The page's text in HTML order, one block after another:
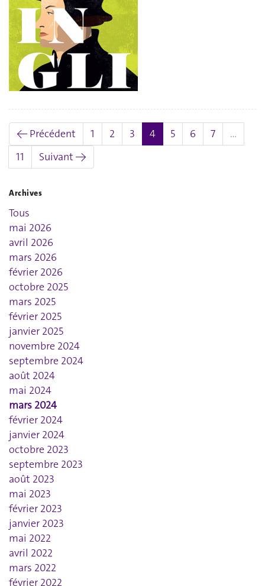
← Précédent 1 2 3 4(actuel)
5 6 7
…
11
Suivant →
Archives
Tous
mai 2026
avril 2026
mars 2026
février 2026
octobre 2025
mars 2025
février 2025
janvier 2025
novembre 2024
septembre 2024
août 2024
mai 2024
mars 2024
février 2024
janvier 2024
octobre 2023
septembre 2023
août 2023
mai 2023
février 2023
janvier 2023
mai 2022
avril 2022
mars 2022
février 2022